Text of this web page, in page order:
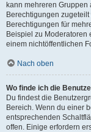
kann mehreren
Berechtigungen
Berechtigungen für
Beispiel zu Moderatoren
einem nichtöffentlichen
Nach oben
Wo finde ich die
Du findest die
Bereich. Wenn du einer
entsprechenden
offen. Einige erfordern